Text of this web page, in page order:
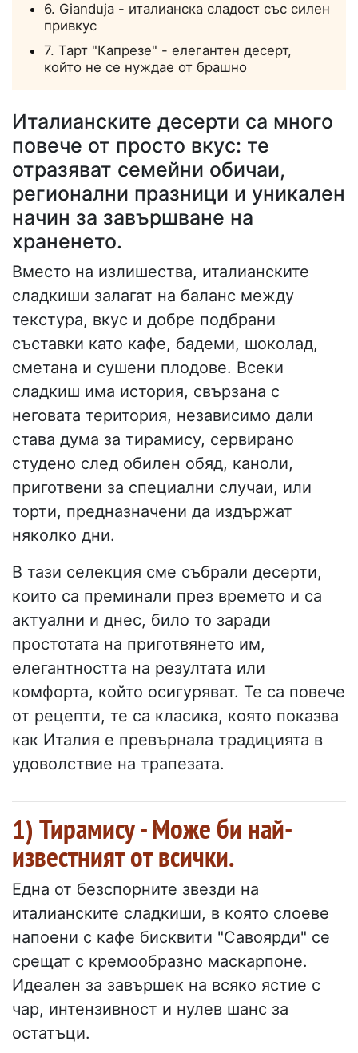
6. Gianduja - италианска сладост със силен
привкус
7. Тарт "Капрезе" - елегантен десерт,
който не се нуждае от брашно
Италианските десерти са много
повече от просто вкус: те
отразяват семейни обичаи,
регионални празници и уникален
начин за завършване на
храненето.
Вместо на излишества, италианските
сладкиши залагат на баланс между
текстура, вкус и добре подбрани
съставки като кафе, бадеми, шоколад,
сметана и сушени плодове. Всеки
сладкиш има история, свързана с
неговата територия, независимо дали
става дума за тирамису, сервирано
студено след обилен обяд, каноли,
приготвени за специални случаи, или
торти, предназначени да издържат
няколко дни.
В тази селекция сме събрали десерти,
които са преминали през времето и са
актуални и днес, било то заради
простотата на приготвянето им,
елегантността на резултата или
комфорта, който осигуряват. Те са повече
от рецепти, те са класика, която показва
как Италия е превърнала традицията в
удоволствие на трапезата.
1) Тирамису - Може би най-
известният от всички.
Една от безспорните звезди на
италианските сладкиши, в която слоеве
напоени с кафе бисквити "Савоярди" се
срещат с кремообразно маскарпоне.
Идеален за завършек на всяко ястие с
чар, интензивност и нулев шанс за
остатъци.